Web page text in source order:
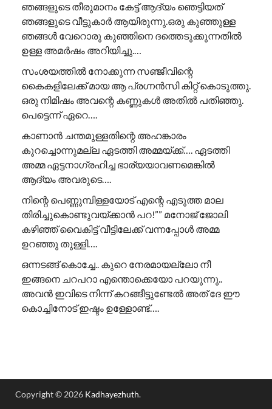
ഞങ്ങളുടെ തീരുമാനം കേട്ട് ആദ്യം ഞെട്ടിയത്
ഞങ്ങളുടെ വീട്ടുകാർ ആയിരുന്നു.ഒരു കുഞ്ഞുള്ള
ഞങ്ങൾ വേറൊരു കുഞ്ഞിനെ ദത്തെടുക്കുന്നതിൽ
ഉള്ള അമർഷം അറിയിച്ചു.…
സംശയത്തിൽ നോക്കുന്ന സഞ്ജീവിന്റെ
കൈകളിലേക്ക് മായ ആ പ്രഗ്നൻസി കിറ്റ് കൊടുത്തു.
ഒരു നിമിഷം അവന്റെ കണ്ണുകൾ അതിൽ പതിഞ്ഞു.
പെട്ടെന്ന് ഏറെ….
കാണാൻ ചന്തമുള്ളതിന്റെ അഹങ്കാരം
കുറച്ചൊന്നുമല്ല ഏടത്തി അമ്മയ്ക്ക്…. ഏടത്തി
അമ്മ ഏട്ടനാഗ്രഹിച്ച ഭാര്യയാവണമെങ്കിൽ
ആദ്യം അവരുടെ….
നിന്റെ പെണ്ണുമ്പിള്ളയോട് എന്റെ എടുത്ത മാല
തിരിച്ചുകൊണ്ടുവയ്ക്കാൻ പറ!”” ​മനോജ് ജോലി
കഴിഞ്ഞ് വൈകിട്ട് വീട്ടിലേക്ക് വന്നപ്പോൾ അമ്മ
ഉറഞ്ഞു തുള്ളി….
ഒന്നടങ്ങ് കൊച്ചേ.. കുറെ നേരമായല്ലോ നീ
ഇങ്ങനെ ചറപറാ എന്തൊക്കെയോ പറയുന്നു..
അവൻ ഇവിടെ നിന്ന് കറങ്ങീട്ടുണ്ടേൽ അത് ദേ ഈ
കൊച്ചിനോട് ഇഷ്ടം ഉള്ളോണ്ട്….
Copyright © 2026 Kadhayezhuth.